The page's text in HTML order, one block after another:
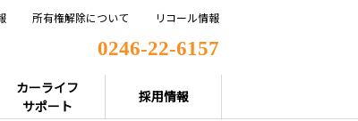
0246-22-6157
カーライフ
サポート
採用情報
所有権解除について リコール情報